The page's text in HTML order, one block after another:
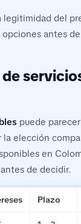
legitimidad del
antes
puede
la elección
en
de decidir.
Plazo